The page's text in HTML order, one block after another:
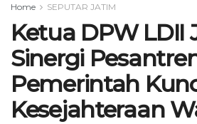
Home SEPUTAR JATIM
Ketua DPW LDII
Sinergi
Pemerintah
Kesejahteraan